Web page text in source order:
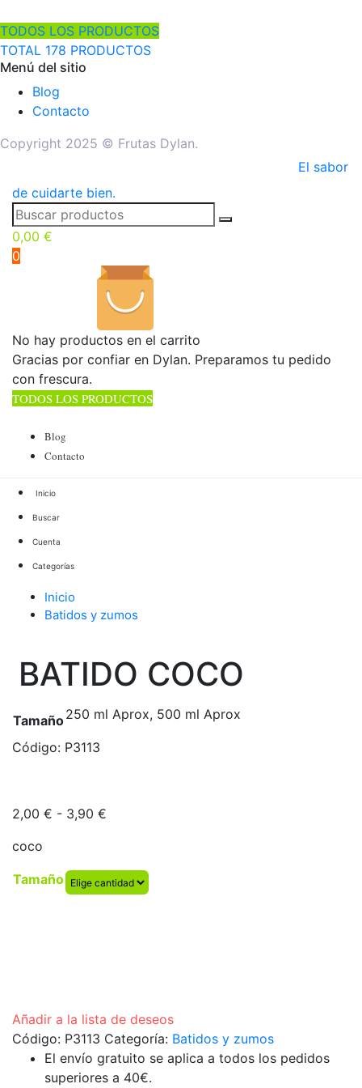
TODOS LOS PRODUCTOS
TOTAL 178 PRODUCTOS
Menú del sitio
Blog
Contacto
Copyright 2025 © Frutas Dylan.
El sabor
de cuidarte bien.
0,00 €
0
No hay productos en el carrito
Gracias por confiar en Dylan. Preparamos tu pedido
con frescura.
TODOS LOS PRODUCTOS
Blog
Contacto
Buscar
Cuenta
Categorías
Inicio
Batidos y zumos
BATIDO COCO
Tamaño250 ml Aprox, 500 ml Aprox
Código: P3113
2,00 € - 3,90 €
desde
2,00 €
coco
Tamaño
Añadir a la lista de deseos
Código: P3113 Categoría: Batidos y zumos
El envío gratuito se aplica a todos los pedidos
superiores a 40€.